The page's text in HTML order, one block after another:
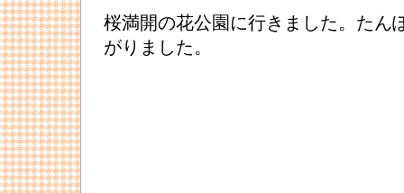
桜満開の花公園に行きました。たん
がりました。